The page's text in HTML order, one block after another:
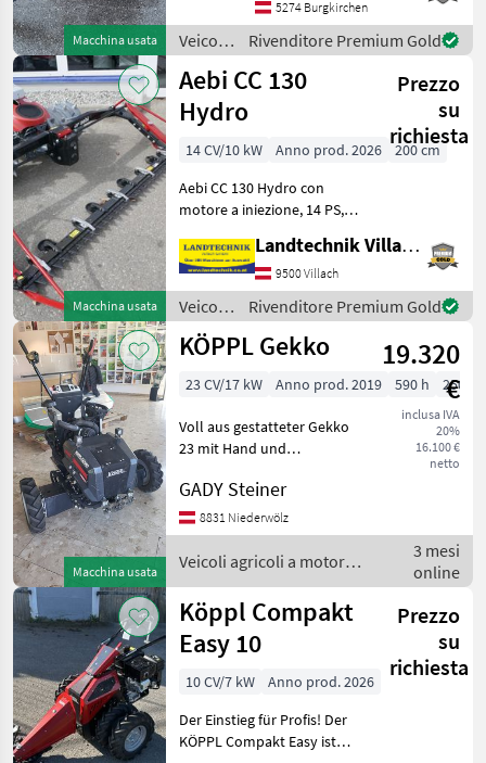
Macchina usata
Messergarnituren - 14 PS
Kollermotor - Motormäher
in seh
5274 Burgkirchen
Veicoli
agricoli
a
motore
/
Reform
Rivenditore Premium Gold
Macchina usata
Aebi CC 130
Hydro
Prezzo
su
richiesta
14 CV/10 kW Anno prod. 2026
200 cm
Aebi CC 130 Hydro con
motore a iniezione, 14 PS,
cambio Tiptronic a 10
rapporti, con radiatore
dell'olio, freno di sterzo,
sterzo a leva, con
Landtechnik Villach GmbH
9500 Villach
Veicoli
agricoli
a
/ Aebi
Rivenditore Premium Gold
Macchina usata
KÖPPL Gekko
19.320
€
inclusa IVA
20%
16.100 €
netto
23 CV/17 kW Anno prod. 2019 590 h 250
Voll aus gestatteter Gekko
23 mit Hand und
Achsverschiebung....
Bergmäher mit
VOLLausstattung ! Erst 590
Bst drauf Räder und
GADY Steiner
8831 Niederwölz
Veicoli agricoli a motore /
Köppl
3 mesi
online
Köppl Compakt
Easy 10
Prezzo
su
richiesta
10 CV/7 kW
Anno prod. 2026
Der Einstieg für Profis! Der
KÖPPL Compakt Easy ist